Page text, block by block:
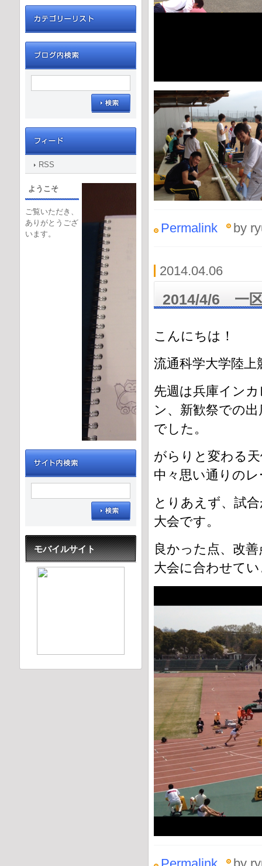
Permalink by
2014.04.06
2014/4/6 一
こんにちは！
流通科学大学陸
先週は兵庫イン
ン、新歓祭での
でした。
がらりと変わる
中々思い通りの
とりあえず、試
大会です。
良かった点、改
大会に合わせて
RSS
ようこそ
ご覧いただき、
ありがとうござ
います。
モバイルサイト